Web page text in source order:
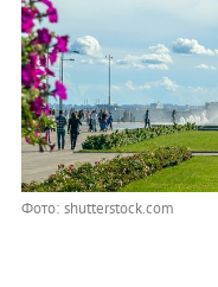
Фото: shutterstock.com